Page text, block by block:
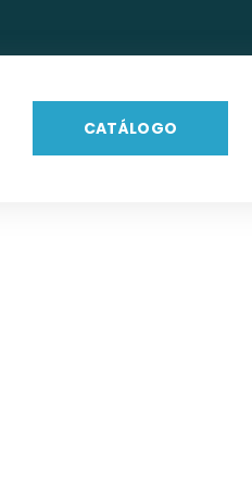
CATÁLOGO